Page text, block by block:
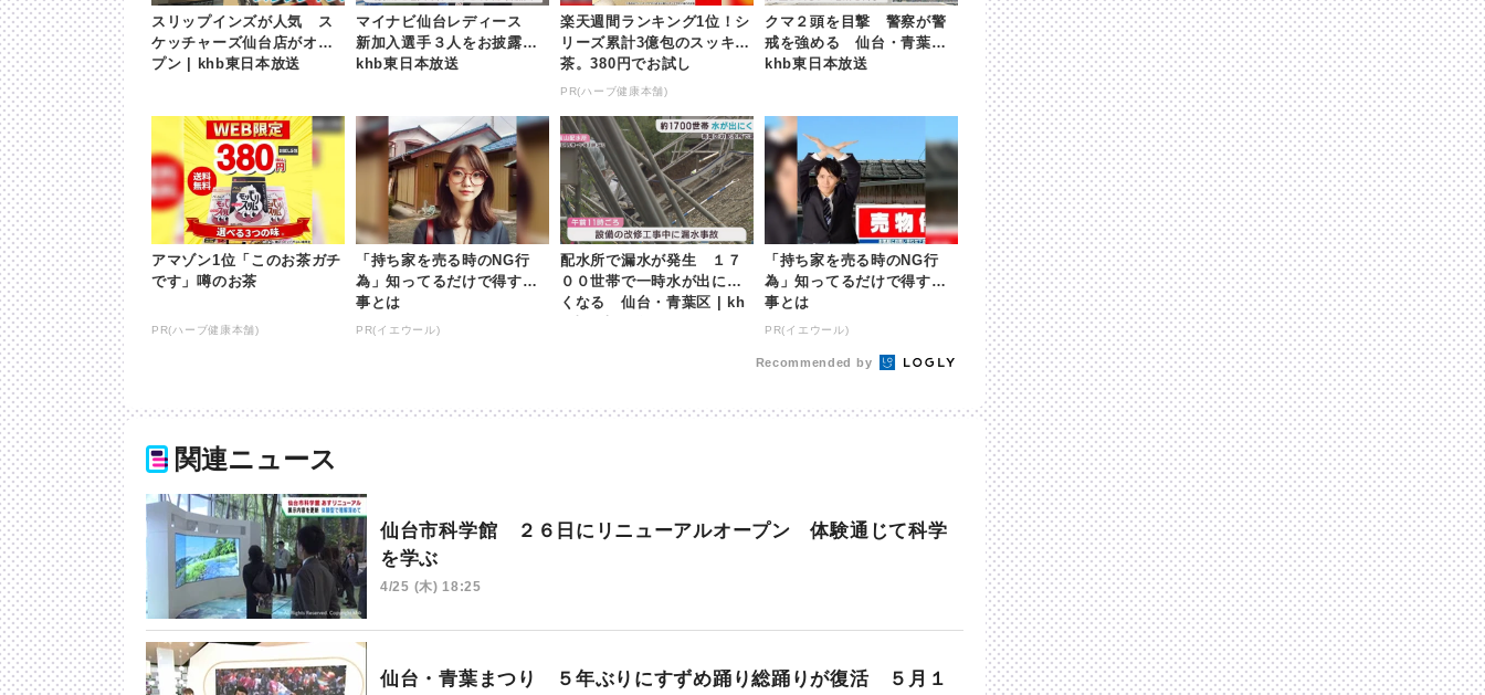
スリップインズが人気 ス
ケッチャーズ仙台店がオー
プン | khb東日本放送
マイナビ仙台レディース
新加入選手３人をお披露目 |
khb東日本放送
楽天週間ランキング1位！シ
リーズ累計3億包のスッキリ
茶。380円でお試し
PR(ハーブ健康本舗)
クマ２頭を目撃 警察が警
戒を強める 仙台・青葉区 |
khb東日本放送
アマゾン1位「このお茶ガチ
です」噂のお茶
PR(ハーブ健康本舗)
「持ち家を売る時のNG行
為」知ってるだけで得する
事とは
PR(イエウール)
配水所で漏水が発生 １７
００世帯で一時水が出にく
くなる 仙台・青葉区 | kh
「持ち家を売る時のNG行
為」知ってるだけで得する
事とは
PR(イエウール)
Recommended by
関連ニュース
仙台市科学館 ２６日にリニューアルオープン 体験通じて科学
を学ぶ
4/25 (木) 18:25
仙台・青葉まつり ５年ぶりにすずめ踊り総踊りが復活 ５月１